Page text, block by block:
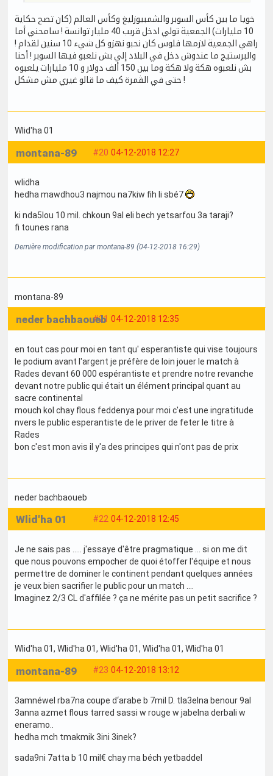
خويا ما بين كأس السوبر والشمبيوزليغ وكأس العالم (كان تصح حكاية
10 مليارات) الجمعية تولي ادخل قريب 40 مليار توانسة ! سامحني أما
راهي الجمعية لازمها فلوس كان نحبو نهزو كل شيء 10 سنين لقدام !
والبرستيج ما عندوش دخل في البلاد إلي بش نلعبو فيها السوبر ! أحنا
بش نلعبوه هكة ولا هكة وما بين 150 ألف دولار و 10 مليارات يلعبوه
حتى في الڨمرة كيف ما قالو غيري مش مشكل !
Wlid'ha 01
#20 04-12-2018 12:27
montana-89
wlidha
hedha mawdhou3 najmou na7kiw fih li sbé7
ki nda5lou 10 mil. chkoun 9al eli bech yetsarfou 3a taraji?
fi tounes rana
Dernière modification par montana-89 (04-12-2018 16:29)
montana-89
#21 04-12-2018 12:35
neder bachbaoueb
en tout cas pour moi en tant qu' esperantiste qui vise toujours
le podium avant l'argent je préfère de loin jouer le match à
Rades devant 60 000 espérantiste et prendre notre revanche
devant notre public qui était un élément principal quant au
sacre continental
mouch kol chay flous feddenya pour moi c'est une ingratitude
nvers le public esperantiste de le priver de feter le titre à
Rades
bon c'est mon avis il y'a des principes qui n'ont pas de prix
neder bachbaoueb
#22 04-12-2018 12:45
Wlid'ha 01
Je ne sais pas ..... j'essaye d'être pragmatique ... si on me dit
que nous pouvons empocher de quoi étoffer l'équipe et nous
permettre de dominer le continent pendant quelques années
je veux bien sacrifier le public pour un match ....
Imaginez 2/3 CL d'affilée ? ça ne mérite pas un petit sacrifice ?
Wlid'ha 01, Wlid'ha 01, Wlid'ha 01, Wlid'ha 01, Wlid'ha 01
#23 04-12-2018 13:12
montana-89
3amnéwel rba7na coupe d‘arabe b 7mil D. tla3elna benour 9al
3anna azmet flous tarred sassi w rouge w jabelna derbali w
eneramo..
hedha mch tmakmik 3ini 3inek?
sada9ni 7atta b 10 mil€ chay ma béch yetbaddel